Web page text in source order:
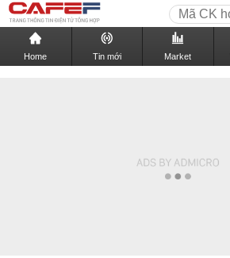
Home Tin mới Market